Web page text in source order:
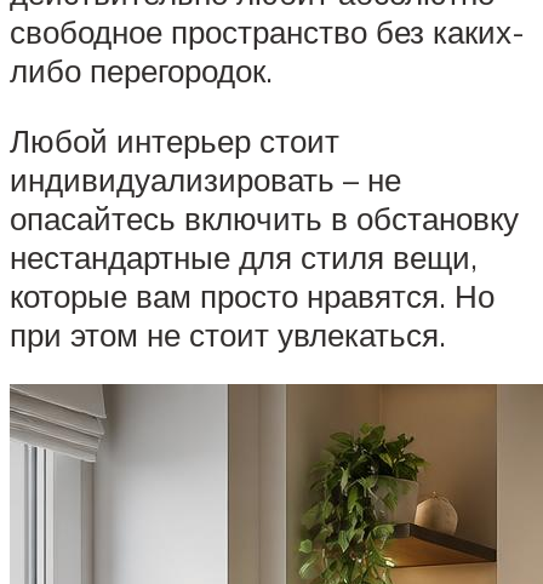
свободное пространство без каких-
либо перегородок.
Любой интерьер стоит
индивидуализировать – не
опасайтесь включить в обстановку
нестандартные для стиля вещи,
которые вам просто нравятся. Но
при этом не стоит увлекаться.